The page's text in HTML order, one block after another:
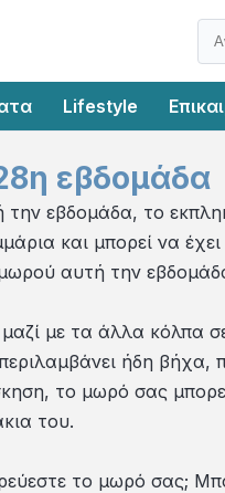
Lifestyle
εβδομάδα
την εβδομάδα, το
και μπορεί να
αυτή την
με τα άλλα κόλπα
ήδη βήχα,
το μωρό σας
του.
το μωρό σας;